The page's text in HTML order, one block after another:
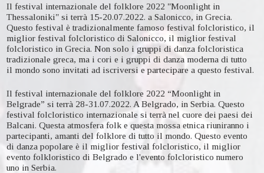
Il festival internazionale del folklore 2022 "Moonlight in
Thessaloniki" si terrà 15-20.07.2022. a Salonicco, in Grecia.
Questo festival è tradizionalmente famoso festival folcloristico, il
miglior festival folcloristico di Salonicco, il miglior festival
folcloristico in Grecia. Non solo i gruppi di danza folcloristica
tradizionale greca, ma i cori e i gruppi di danza moderna di tutto
il mondo sono invitati ad iscriversi e partecipare a questo festival.
Il festival internazionale del folklore 2022 “Moonlight in
Belgrade” si terrà 28-31.07.2022. A Belgrado, in Serbia. Questo
festival folcloristico internazionale si terrà nel cuore dei paesi dei
Balcani. Questa atmosfera folk e questa mossa etnica riuniranno i
partecipanti, amanti del folklore di tutto il mondo. Questo evento
di danza popolare è il miglior festival folcloristico, il miglior
evento folkloristico di Belgrado e l'evento folcloristico numero
uno in Serbia.